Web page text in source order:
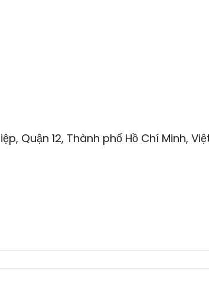
Quận 12, Thành phố Hồ Chí Minh,